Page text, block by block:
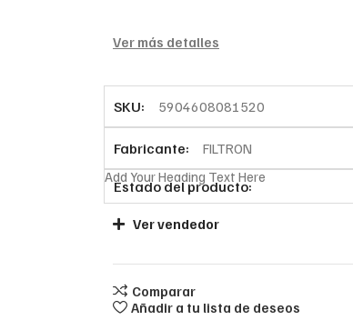
Ver más detalles
SKU: 5904608081520
Fabricante: FILTRON
Estado del producto:
Add Your Heading Text Here
Ver vendedor
Comparar
Añadir a tu lista de deseos